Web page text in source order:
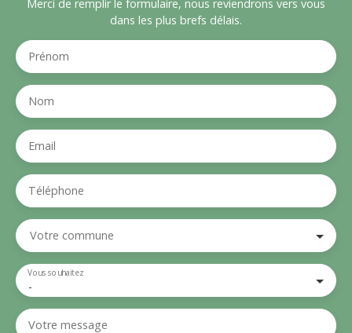
Merci de remplir le formulaire, nous reviendrons vers vous
dans les plus brefs délais.
Prénom
Nom
Email
Téléphone
Votre commune
-
Vous souhaitez
Votre message